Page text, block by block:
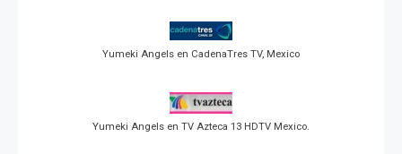
Yumeki Angels en CadenaTres TV, Mexico
Yumeki Angels en TV Azteca 13 HDTV Mexico.